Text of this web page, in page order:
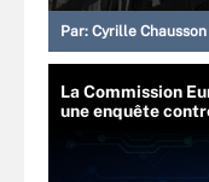
Par: Cyrille Chausson
La Commission
une enquête